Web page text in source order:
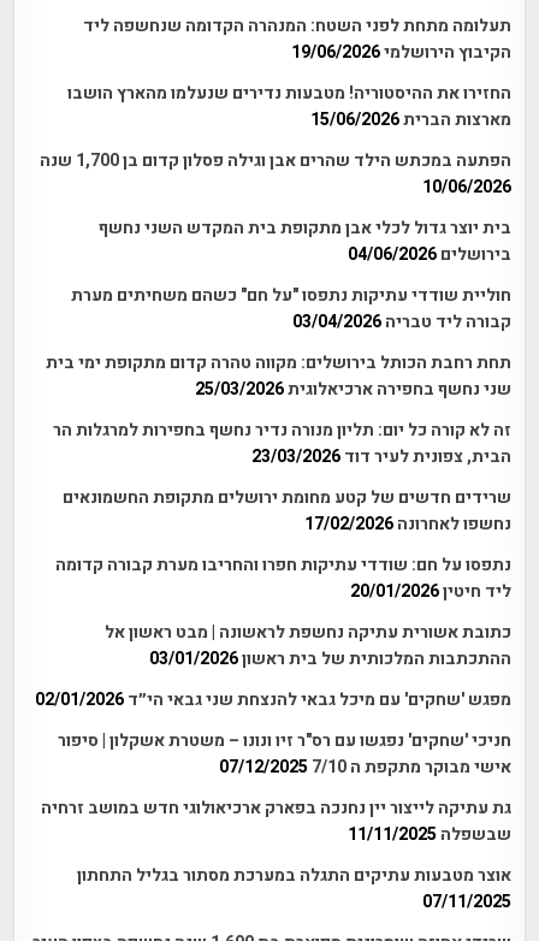
תעלומה מתחת לפני השטח: המנהרה הקדומה שנחשפה ליד
הקיבוץ הירושלמי19/06/2026
החזירו את ההיסטוריה! מטבעות נדירים שנעלמו מהארץ הושבו
מארצות הברית15/06/2026
הפתעה במכתש הילד שהרים אבן וגילה פסלון קדום בן 1,700 שנה
10/06/2026
בית יוצר גדול לכלי אבן מתקופת בית המקדש השני נחשף
בירושלים 04/06/2026
חוליית שודדי עתיקות נתפסו "על חם" כשהם משחיתים מערת
קבורה ליד טבריה 03/04/2026
תחת רחבת הכותל בירושלים: מקווה טהרה קדום מתקופת ימי בית
שני נחשף בחפירה ארכיאלוגית25/03/2026
זה לא קורה כל יום: תליון מנורה נדיר נחשף בחפירות למרגלות הר
הבית, צפונית לעיר דוד 23/03/2026
שרידים חדשים של קטע מחומת ירושלים מתקופת החשמונאים
נחשפו לאחרונה 17/02/2026
נתפסו על חם: שודדי עתיקות חפרו והחריבו מערת קבורה קדומה
ליד חיטין20/01/2026
כתובת אשורית עתיקה נחשפת לראשונה | מבט ראשון אל
ההתכתבות המלכותית של בית ראשון03/01/2026
מפגש 'שחקים' עם מיכל גבאי להנצחת שני גבאי הי״ד 02/01/2026
חניכי 'שחקים' נפגשו עם רס"ר זיו ונונו – משטרת אשקלון | סיפור
אישי מבוקר מתקפת ה 7/10
07/12/2025
גת עתיקה לייצור יין נחנכה בפארק ארכיאולוגי חדש במושב זרחיה
שבשפלה 11/11/2025
אוצר מטבעות עתיקים התגלה במערכת מסתור בגליל התחתון
07/11/2025